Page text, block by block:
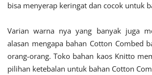
bisa menyerap keringat dan cocok untuk
Varian warna nya yang banyak juga
alasan mengapa bahan Cotton Combed
orang-orang. Toko bahan kaos Knitto
pilihan ketebalan untuk bahan Cotton